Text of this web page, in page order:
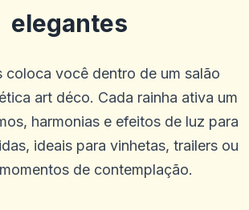
elegantes
coloca você dentro de um salão
art déco. Cada rainha ativa um
harmonias e efeitos de luz para
ideais para vinhetas, trailers ou
de contemplação.